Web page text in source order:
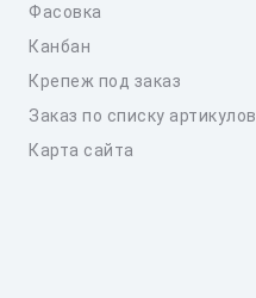
Фасовка
Канбан
Крепеж под заказ
Заказ по списку артикулов
Карта сайта